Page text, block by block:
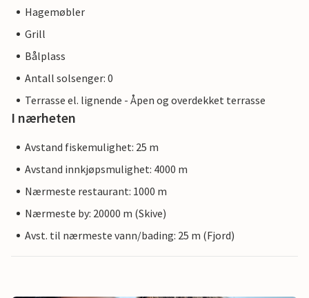
Hagemøbler
Grill
Bålplass
Antall solsenger: 0
Terrasse el. lignende - Åpen og overdekket terrasse
I nærheten
Avstand fiskemulighet: 25 m
Avstand innkjøpsmulighet: 4000 m
Nærmeste restaurant: 1000 m
Nærmeste by: 20000 m (Skive)
Avst. til nærmeste vann/bading: 25 m (Fjord)